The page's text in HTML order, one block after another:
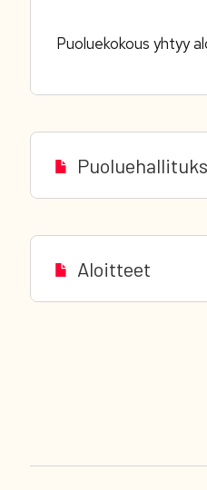
Puoluekokous yhtyy
Aloitteet